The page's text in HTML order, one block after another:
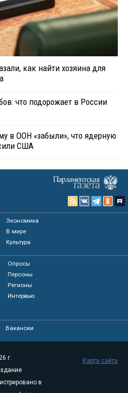
как найти хозяина для
что подорожает в России
в ООН «забыли», что ядерную
США
Экономика
В мире
Культура
Опросы
Персоны
Регионы
Интервью
Вакансии
г.
в
Карта сайта